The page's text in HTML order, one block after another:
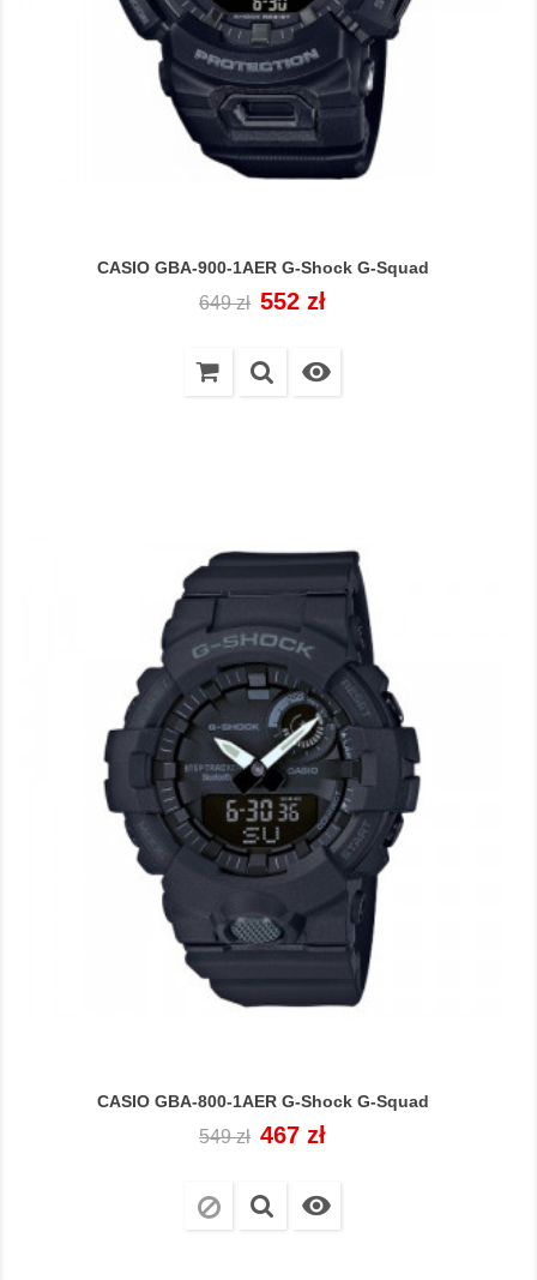
CASIO GBA-900-1AER G-Shock G-Squad
Cena
649 zł Cena
552 zł

CASIO GBA-800-1AER G-Shock G-Squad
Cena
549 zł Cena
467 zł
